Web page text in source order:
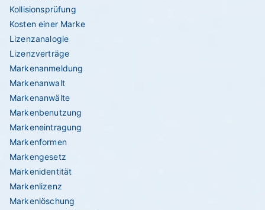
Kollisionsprüfung
Kosten einer Marke
Lizenzanalogie
Lizenzverträge
Markenanmeldung
Markenanwalt
Markenanwälte
Markenbenutzung
Markeneintragung
Markenformen
Markengesetz
Markenidentität
Markenlizenz
Markenlöschung